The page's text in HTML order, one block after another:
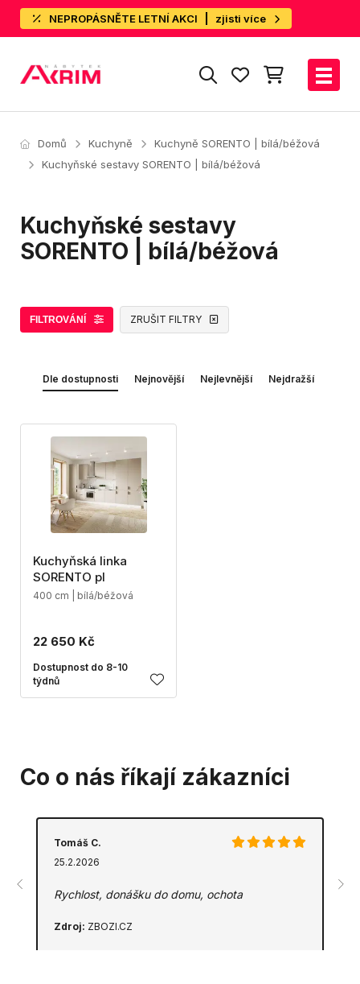
NEPROPÁSNĚTE LETNÍ AKCI zjisti více
Domů Kuchyně
Kuchyně SORENTO | bílá/béžová
Kuchyňské sestavy SORENTO | bílá/béžová
Kuchyňské sestavy
SORENTO | bílá/béžová
FILTROVÁNÍ ZRUŠIT FILTRY
Dle dostupnosti Nejnovější Nejlevnější Nejdražší
Kuchyňská linka
SORENTO pl
400 cm | bílá/béžová
22 650 Kč
Dostupnost do 8-10
týdnů
Co o nás říkají zákazníci
Tomáš C.
25.2.2026
Rychlost, donášku do domu, ochota
Zdroj: ZBOZI.CZ